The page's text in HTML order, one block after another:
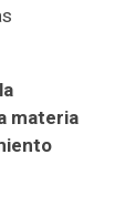
materia